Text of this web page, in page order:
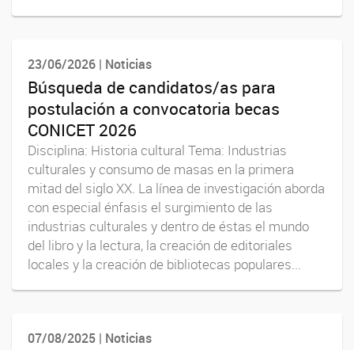
23/06/2026 | Noticias
Búsqueda de candidatos/as para
postulación a convocatoria becas
CONICET 2026
Disciplina: Historia cultural Tema: Industrias
culturales y consumo de masas en la primera
mitad del siglo XX. La línea de investigación aborda
con especial énfasis el surgimiento de las
industrias culturales y dentro de éstas el mundo
del libro y la lectura, la creación de editoriales
locales y la creación de bibliotecas populares...
07/08/2025 | Noticias